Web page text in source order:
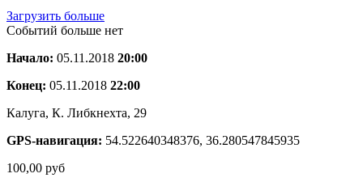
Загрузить больше
Событий больше нет
Начало: 05.11.2018 20:00
Конец: 05.11.2018 22:00
Калуга, К. Либкнехта, 29
GPS-навигация: 54.522640348376, 36.280547845935
100,00 руб